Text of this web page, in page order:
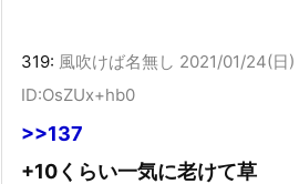
319: 風吹けば名無し 2021/01/24(日
ID:OsZUx+hb0
>>137
+10くらい一気に老けて草